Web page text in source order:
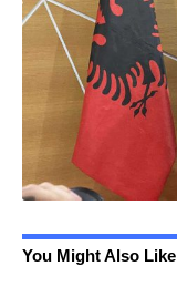
You Might Also Like